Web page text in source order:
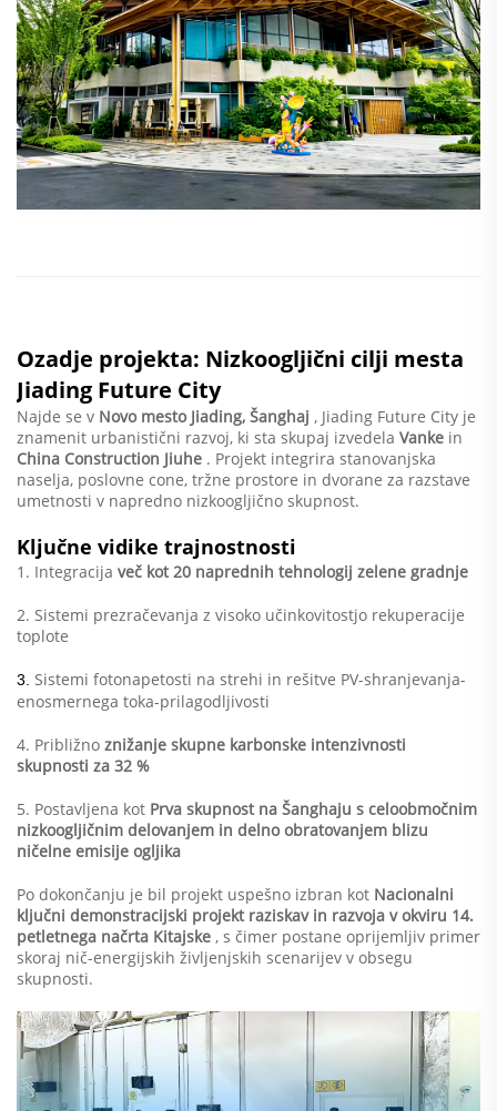
Ozadje projekta: Nizkoogljični cilji mesta
Jiading Future City
Najde se v Novo mesto Jiading, Šanghaj , Jiading Future City je
znamenit urbanistični razvoj, ki sta skupaj izvedela Vanke in
China Construction Jiuhe . Projekt integrira stanovanjska
naselja, poslovne cone, tržne prostore in dvorane za razstave
umetnosti v napredno nizkoogljično skupnost.
Ključne vidike trajnostnosti
1. Integracija več kot 20 naprednih tehnologij zelene gradnje
2. Sistemi prezračevanja z visoko učinkovitostjo rekuperacije
toplote
3. Sistemi fotonapetosti na strehi in rešitve PV-shranjevanja-
enosmernega toka-prilagodljivosti
4. Približno znižanje skupne karbonske intenzivnosti
skupnosti za 32 %
5. Postavljena kot Prva skupnost na Šanghaju s celoobmočnim
nizkoogljičnim delovanjem in delno obratovanjem blizu
ničelne emisije ogljika
Po dokončanju je bil projekt uspešno izbran kot Nacionalni
ključni demonstracijski projekt raziskav in razvoja v okviru 14.
petletnega načrta Kitajske , s čimer postane oprijemljiv primer
skoraj nič-energijskih življenjskih scenarijev v obsegu
skupnosti.